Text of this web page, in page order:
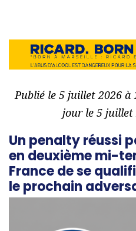
Publié le 5 juillet 2026 à
jour le 5 juillet
Un penalty réussi
en deuxième mi-
France de se
le prochain